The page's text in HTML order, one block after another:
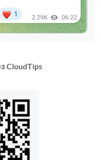
CloudTips